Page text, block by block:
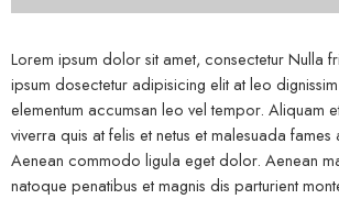
Lorem ipsum dolor sit amet, consectetur Nulla
ipsum dosectetur adipisicing elit at leo
elementum accumsan leo vel tempor. Aliquam
viverra quis at felis et netus et malesuada fames
Aenean commodo ligula eget dolor. Aenean
natoque penatibus et magnis dis parturient